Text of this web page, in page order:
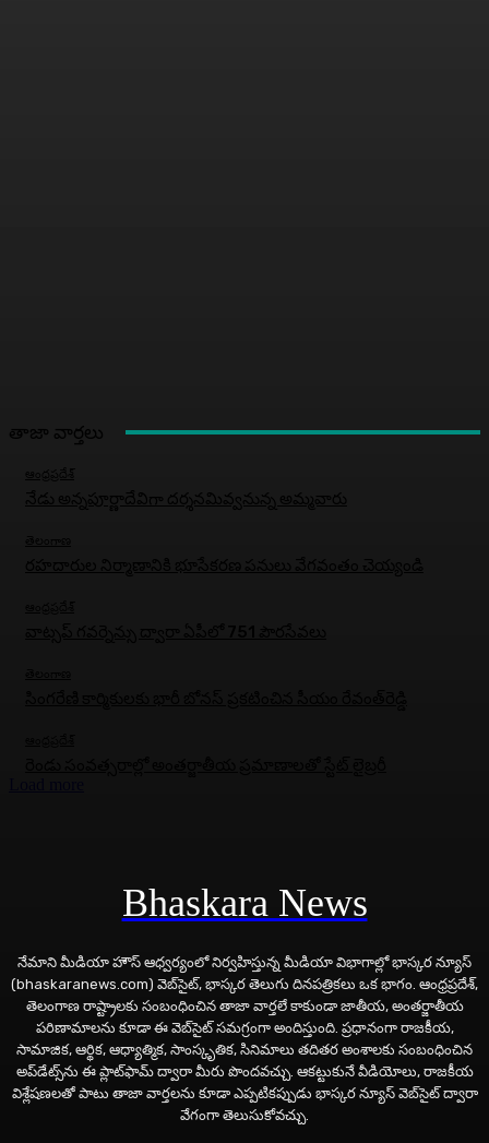
తాజా వార్తలు
ఆంధ్రప్రదేశ్
నేడు అన్నపూర్ణాదేవిగా దర్శనమివ్వనున్న అమ్మవారు
Bhaskara News
నేమాని మీడియా హౌస్ ఆధ్వర్యంలో నిర్వహిస్తున్న మీడియా విభాగాల్లో భాస్కర న్యూస్
(bhaskaranews.com) వెబ్‌సైట్, భాస్కర తెలుగు దినపత్రికలు ఒక భాగం. ఆంధ్రప్రదేశ్,
తెలంగాణ రాష్ట్రాలకు సంబంధించిన తాజా వార్తలే కాకుండా జాతీయ, అంతర్జాతీయ
పరిణామాలను కూడా ఈ వెబ్‌సైట్ సమగ్రంగా అందిస్తుంది. ప్రధానంగా రాజకీయ,
సామాజిక, ఆర్థిక, ఆధ్యాత్మిక, సాంస్కృతిక, సినిమాలు తదితర అంశాలకు సంబంధించిన
అప్‌డేట్స్‌ను ఈ ప్లాట్‌ఫామ్‌ ద్వారా మీరు పొందవచ్చు. ఆకట్టుకునే వీడియోలు, రాజకీయ
విశ్లేషణలతో పాటు తాజా వార్తలను కూడా ఎప్పటికప్పుడు భాస్కర న్యూస్ వెబ్‌సైట్ ద్వారా
వేగంగా తెలుసుకోవచ్చు.